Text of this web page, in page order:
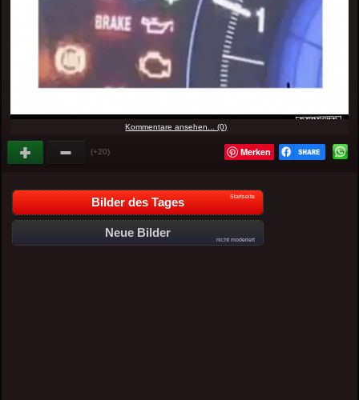
Kommentare ansehen... (0)
(+20) Merken
Bilder des Tages Startseite
Neue Bilder
nicht moderiert